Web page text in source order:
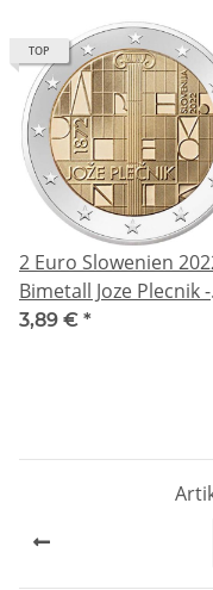
TOP
2 Euro Slowenien
Bimetall Joze Plecnik -
150. Geburtstag
3,89 € *